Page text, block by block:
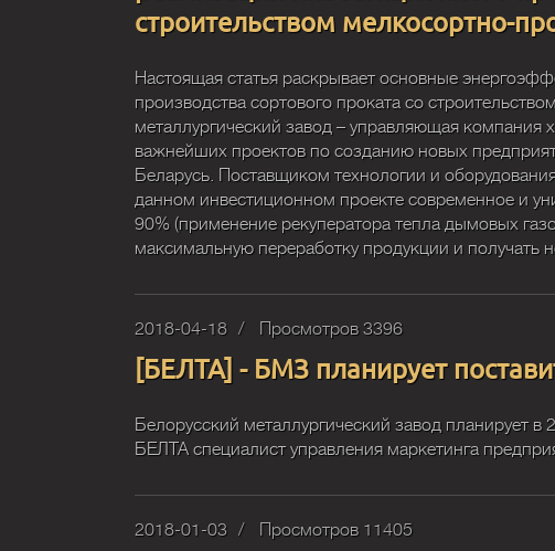
строительством мелкосортно-
Настоящая статья раскрывает основные
производства сортового проката со
металлургический завод – управляющая компания
важнейших проектов по созданию новых
Беларусь. Поставщиком технологии и
данном инвестиционном проекте современное и
90% (применение рекуператора тепла дымовых
максимальную переработку продукции и
2018-04-18 Просмотров 3396
[БЕЛТА] - БМЗ планирует
Белорусский металлургический завод планирует
БЕЛТА специалист управления маркетинга
2018-01-03 Просмотров 11405